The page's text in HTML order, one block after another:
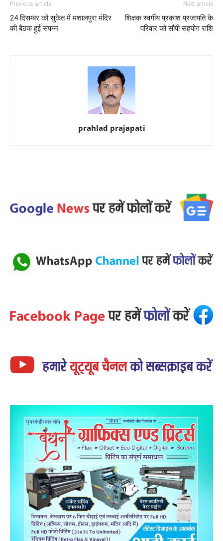
Previous article
24 दिसम्बर को सुकेत में मशालपुरा मंदिर
की बैठक हुई संपन्न
Next article
शिक्षक स्वर्गीय प्रकाश प्रजापति के
परिवार को सौपी सहयोग राशि
prahlad prajapati